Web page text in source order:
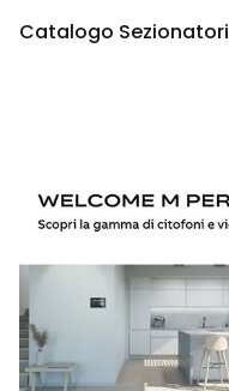
Catalogo Sezionatori